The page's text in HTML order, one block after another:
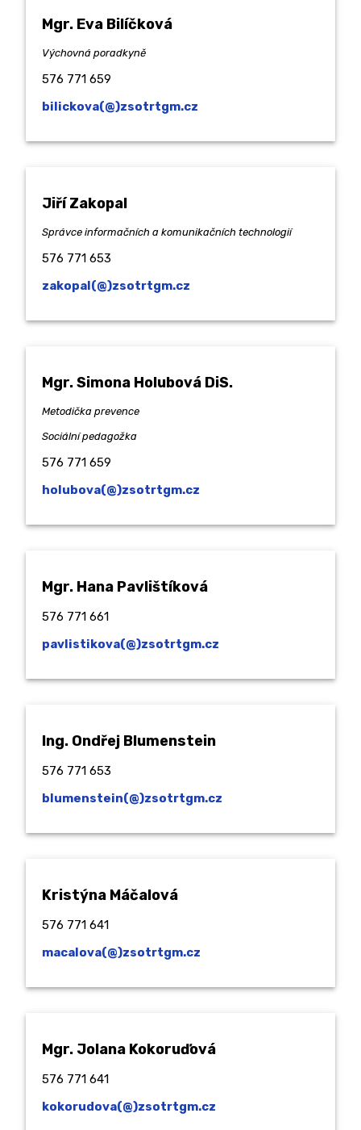
Mgr. Eva Bilíčková
Výchovná poradkyně
576 771 659
bilickova(@)zsotrtgm.cz
Jiří Zakopal
Správce informačních a komunikačních technologií
576 771 653
zakopal(@)zsotrtgm.cz
Mgr. Simona Holubová DiS.
Metodička prevence
Sociální pedagožka
576 771 659
holubova(@)zsotrtgm.cz
Mgr. Hana Pavlištíková
576 771 661
pavlistikova(@)zsotrtgm.cz
Ing. Ondřej Blumenstein
576 771 653
blumenstein(@)zsotrtgm.cz
Kristýna Máčalová
576 771 641
macalova(@)zsotrtgm.cz
Mgr. Jolana Kokoruďová
576 771 641
kokorudova(@)zsotrtgm.cz